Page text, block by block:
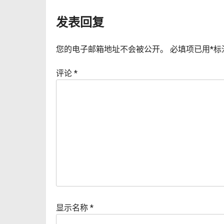
航
发表回复
您的电子邮箱地址不会被公开。 必填项已用*标
评论 *
显示名称 *